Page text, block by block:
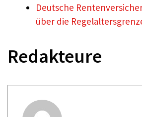
Deutsche
über die
Redakteure